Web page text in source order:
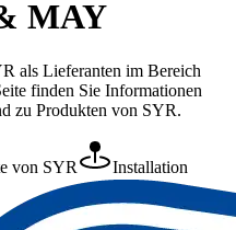
MAY
als Lieferanten im Bereich
finden Sie Informationen
zu Produkten von SYR.
von SYR Installation